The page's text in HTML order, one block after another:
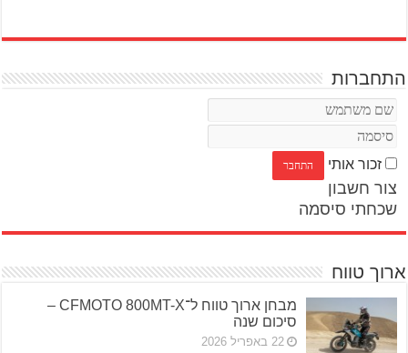
התחברות
זכור אותי
צור חשבון
שכחתי סיסמה
ארוך טווח
מבחן ארוך טווח ל־CFMOTO 800MT-X –
סיכום שנה
22 באפריל 2026